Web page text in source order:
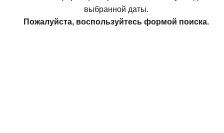
выбранной даты.
Пожалуйста, воспользуйтесь формой поиска.